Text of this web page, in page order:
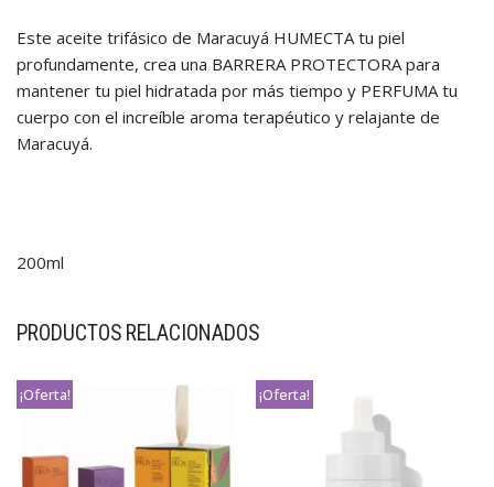
Este aceite trifásico de Maracuyá HUMECTA tu piel
profundamente, crea una BARRERA PROTECTORA para
mantener tu piel hidratada por más tiempo y PERFUMA tu
cuerpo con el increíble aroma terapéutico y relajante de
Maracuyá.
200ml
PRODUCTOS RELACIONADOS
¡Oferta! ¡Oferta!